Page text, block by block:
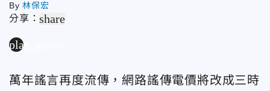
By林保宏
分享：share
play_arrow
萬年謠言再度流傳，網路謠傳電價將改成三時